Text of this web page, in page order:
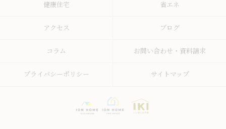
健康住宅 省エネ
アクセス ブログ
コラム お問い合わせ・資料請求
プライバシーポリシー サイトマップ